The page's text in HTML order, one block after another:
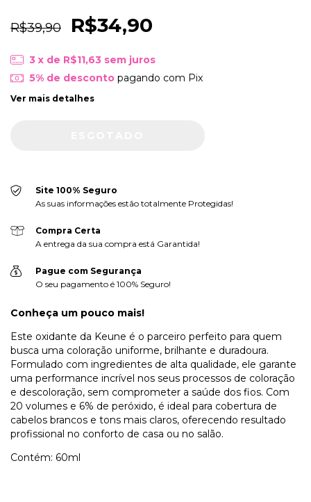
R$39,90 R$34,90
3 x de R$11,63 sem juros
5% de descontopagando com Pix
Ver mais detalhes
Site 100% Seguro
As suas informações estão totalmente Protegidas!
Compra Certa
A entrega da sua compra está Garantida!
Pague com Segurança
O seu pagamento é 100% Seguro!
Conheça um pouco mais!
Este oxidante da Keune é o parceiro perfeito para quem
busca uma coloração uniforme, brilhante e duradoura.
Formulado com ingredientes de alta qualidade, ele garante
uma performance incrível nos seus processos de coloração
e descoloração, sem comprometer a saúde dos fios. Com
20 volumes e 6% de peróxido, é ideal para cobertura de
cabelos brancos e tons mais claros, oferecendo resultado
profissional no conforto de casa ou no salão.
Contém: 60ml